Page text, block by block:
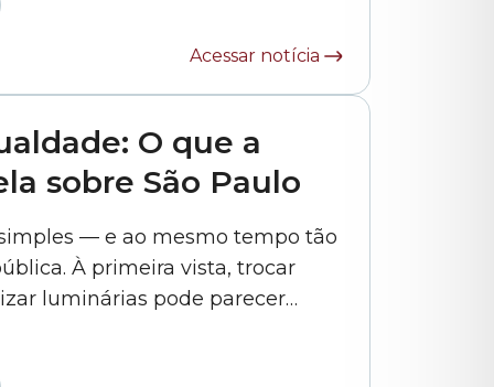
Acessar notícia
O que a
sobre São Paulo
— e ao mesmo tempo tão
À primeira vista, trocar
luminárias pode parecer